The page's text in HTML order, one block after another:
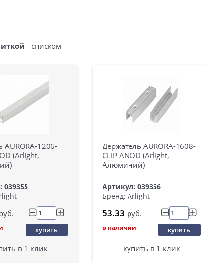
списком
1206-
(Arlight,
039355
руб.
купить
в 1 клик
Держатель AURORA-1608-
CLIP ANOD (Arlight,
Алюминий)
Артикул: 039356
Бренд: Arlight
53.33 руб.
в наличии купить
купить в 1 клик